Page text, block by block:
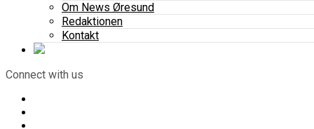
Om News Øresund
Redaktionen
Kontakt
Connect with us